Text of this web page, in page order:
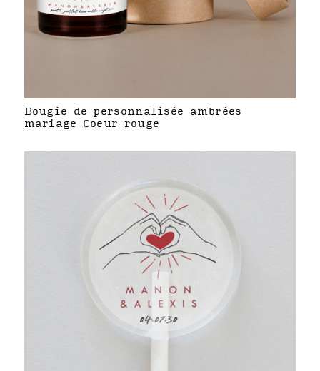
Bougie de personnalisée ambrées
mariage Coeur rouge